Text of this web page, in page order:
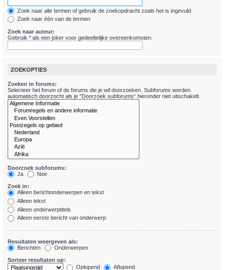
Zoek naar alle termen of gebruik de zoekopdracht zoals het is ingevuld
Zoek naar één van de termen
Zoek naar auteur:
Gebruik * als een joker voor gedeeltelijke overeenkomsten.
ZOEKOPTIES
Zoeken in forums:
Selecteer het forum of de forums die je wil doorzoeken. Subforums worden
automatisch doorzocht als je “Doorzoek subforums“ hieronder niet uitschakelt.
Doorzoek subforums:
Ja
Nee
Zoek in:
Alleen berichtonderwerpen en tekst
Alleen tekst
Alleen onderwerptitels
Alleen eerste bericht van onderwerp
Resultaten weergeven als:
Berichten
Onderwerpen
Sorteer resultaten op:
Oplopend
Aflopend